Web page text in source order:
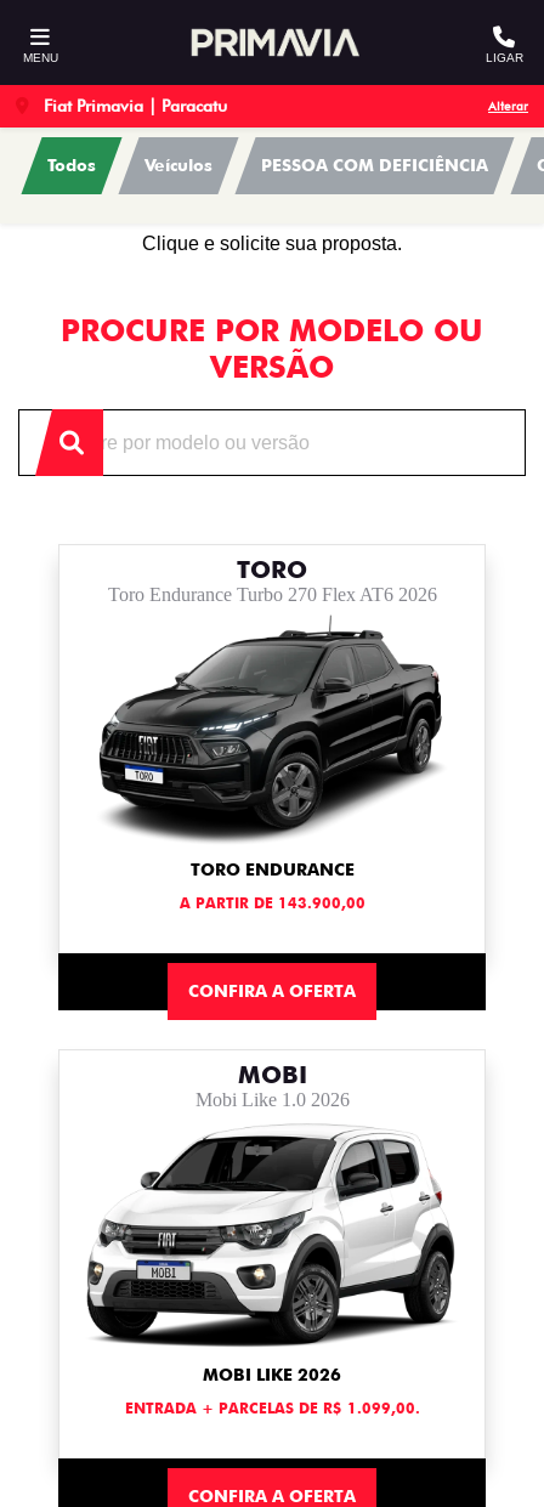
MENU LIGAR
Fiat Primavia | Paracatu Alterar
Todos Veículos PESSOA COM DEFICIÊNCIA
OFERTAS
Clique e solicite sua proposta.
PROCURE POR MODELO OU
VERSÃO
TORO
Toro Endurance Turbo 270 Flex AT6 2026
TORO ENDURANCE
A PARTIR DE 143.900,00
CONFIRA A OFERTA
MOBI
Mobi Like 1.0 2026
MOBI LIKE 2026
ENTRADA + PARCELAS DE R$ 1.099,00.
CONFIRA A OFERTA